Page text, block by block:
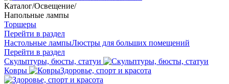
Каталог/Освещение/
Напольные лампы
Торшеры
Перейти в раздел
Настольные лампыЛюстры для больших помещений
Перейти в раздел
Скульптуры, бюсты, статуи
Ковры
Здоровье, спорт и красота